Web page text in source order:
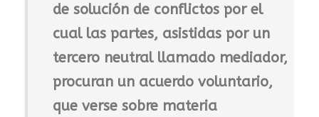
de solución de conflictos por el
cual las partes, asistidas por un
tercero neutral llamado mediador,
procuran un acuerdo voluntario,
que verse sobre materia